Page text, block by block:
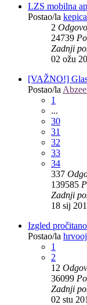
LZS mobilna
Postao/la kepica
2
24739
Zadnji
02 ožu
[VAŽNO!]
Postao/la
1
...
30
31
32
33
34
337
139585
Zadnji
18 sij
Izgled
Postao/la
1
2
12
36099
Zadnji
02 stu